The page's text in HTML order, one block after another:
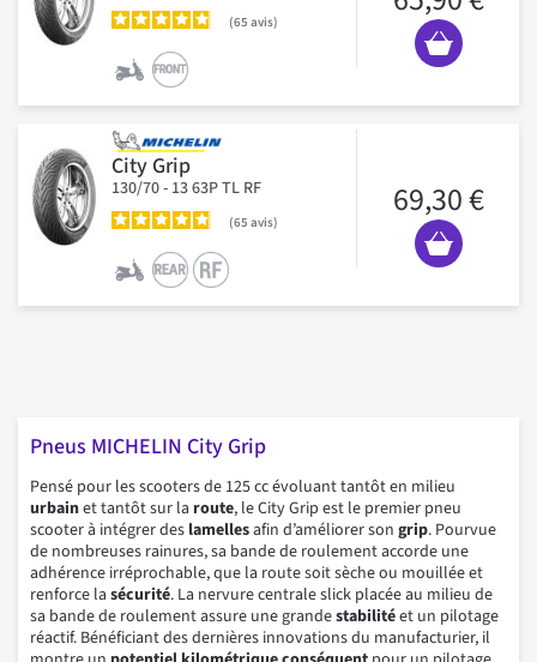
65 avis
City Grip
130/70 - 13 63P TL RF
65 avis
69,30 €
Pneus MICHELIN City Grip
Pensé pour les scooters de 125 cc évoluant tantôt en milieu
urbainet tantôt sur la route, le City Grip est le premier pneu
scooter à intégrer des lamellesafin d’améliorer son grip. Pourvue
de nombreuses rainures, sa bande de roulement accorde une
adhérence irréprochable, que la route soit sèche ou mouillée et
renforce la sécurité. La nervure centrale slick placée au milieu de
sa bande de roulement assure une grandestabilitéet un pilotage
réactif. Bénéficiant des dernières innovations du manufacturier, il